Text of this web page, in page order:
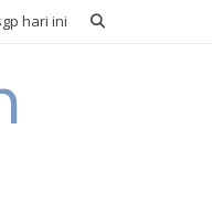
hari ini